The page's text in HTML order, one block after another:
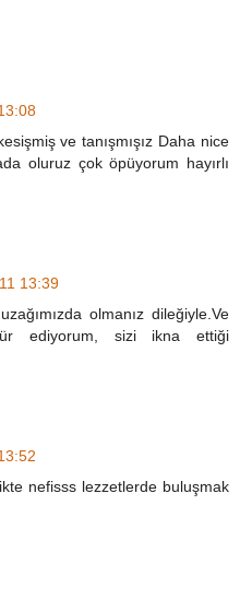
ve tanışmışız Daha nice
oluruz çok öpüyorum hayırlı
13:39
olmanız dileğiyle.Ve
ediyorum, sizi ikna ettiği
nefisss lezzetlerde buluşmak